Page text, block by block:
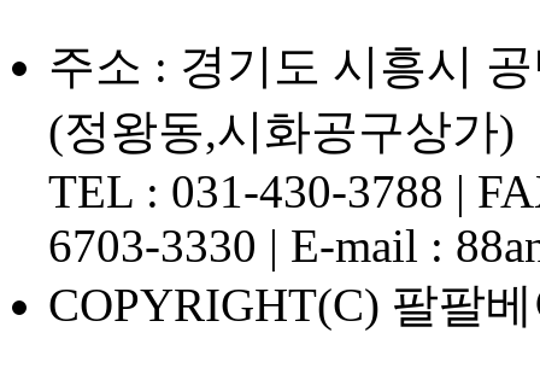
주소 : 경기도 시흥시
(정왕동,시화공구상가)
TEL : 031-430-3788 |
6703-3330 | E-mail :
COPYRIGHT(C) 팔팔